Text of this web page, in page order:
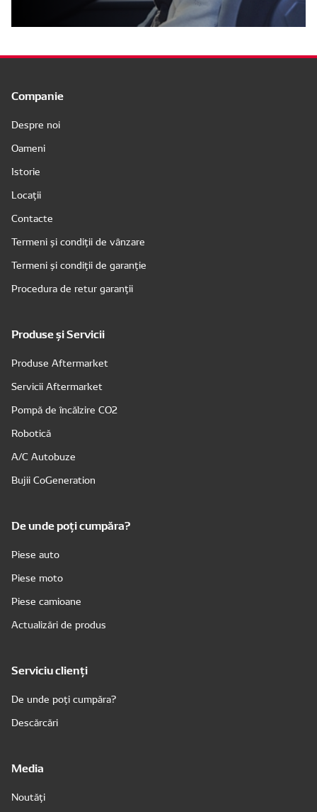
Companie
Despre noi
Oameni
Istorie
Locații
Contacte
Termeni și condiții de vânzare
Termeni și condiții de garanție
Procedura de retur garanții
Produse și Servicii
Produse Aftermarket
Servicii Aftermarket
Pompă de încălzire CO2
Robotică
A/C Autobuze
Bujii CoGeneration
De unde poți cumpăra?
Piese auto
Piese moto
Piese camioane
Actualizări de produs
Serviciu clienți
De unde poți cumpăra?
Descărcări
Media
Noutăți